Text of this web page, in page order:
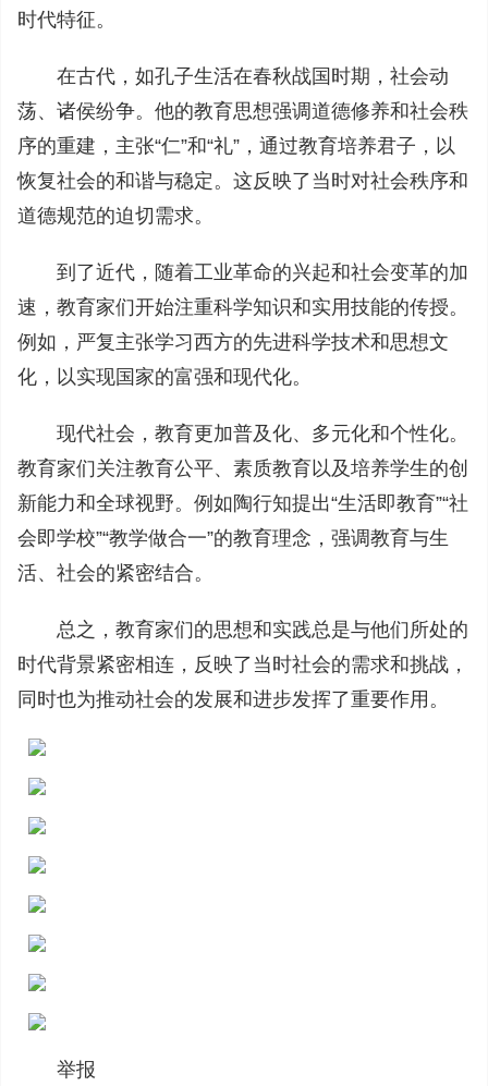
时代特征。
在古代，如孔子生活在春秋战国时期，社会动
荡、诸侯纷争。他的教育思想强调道德修养和社会秩
序的重建，主张“仁”和“礼”，通过教育培养君子，以
恢复社会的和谐与稳定。这反映了当时对社会秩序和
道德规范的迫切需求。
到了近代，随着工业革命的兴起和社会变革的加
速，教育家们开始注重科学知识和实用技能的传授。
例如，严复主张学习西方的先进科学技术和思想文
化，以实现国家的富强和现代化。
现代社会，教育更加普及化、多元化和个性化。
教育家们关注教育公平、素质教育以及培养学生的创
新能力和全球视野。例如陶行知提出“生活即教育”“社
会即学校”“教学做合一”的教育理念，强调教育与生
活、社会的紧密结合。
总之，教育家们的思想和实践总是与他们所处的
时代背景紧密相连，反映了当时社会的需求和挑战，
同时也为推动社会的发展和进步发挥了重要作用。
举报